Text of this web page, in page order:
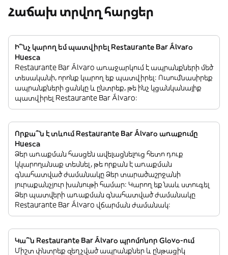
Հաճախ տրվող հարցեր
Ի՞նչ կարող եմ պատվիրել Restaurante Bar Álvaro
Huesca
Restaurante Bar Álvaro առաջարկում է ապրանքների մեծ
տեսականի, որոնք կարող եք պատվիրել: Ուսումնասիրեք
ապրանքների ցանկը և ընտրեք, թե ինչ կցանկանայիք
պատվիրել Restaurante Bar Álvaro:
Որքա՞ն է տևում Restaurante Bar Álvaro առաքումը
Huesca
Ձեր առաքման հասցեն ավելացնելուց հետո դուք
կկարողանաք տեսնել, թե որքան է առաքման
գնահատված ժամանակը Ձեր տարածաշրջանի
յուրաքանչյուր խանութի համար: Կարող եք նաև ստուգել
Ձեր պատվերի առաքման գնահատված ժամանակը
Restaurante Bar Álvaro վճարման ժամանակ:
Կա՞ն Restaurante Bar Álvaro պրոմոնոր Glovo-ում
Միշտ փնտրեք զեղչված ապրանքներ և ընթացիկ